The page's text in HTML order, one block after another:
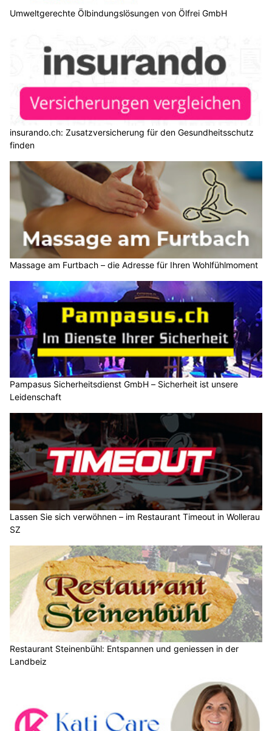
Umweltgerechte Ölbindungslösungen von Ölfrei GmbH
insurando.ch: Zusatzversicherung für den Gesundheitsschutz
finden
Massage am Furtbach – die Adresse für Ihren Wohlfühlmoment
Pampasus Sicherheitsdienst GmbH – Sicherheit ist unsere
Leidenschaft
Lassen Sie sich verwöhnen – im Restaurant Timeout in Wollerau
SZ
Restaurant Steinenbühl: Entspannen und geniessen in der
Landbeiz